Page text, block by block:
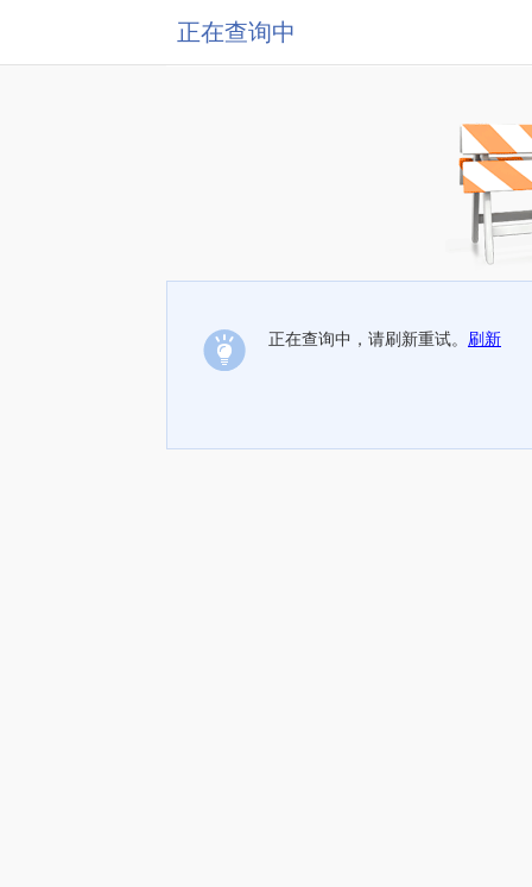
正在查询中
正在查询中，请刷新重试。 刷新